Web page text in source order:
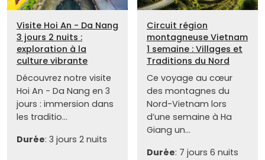
Visite Hoi An - Da Nang
3 jours 2 nuits :
exploration à la
culture vibrante
Découvrez notre visite
Hoi An - Da Nang en 3
jours : immersion dans
les traditio...
Durée: 3 jours 2 nuits
Circuit région
montagneuse Vietnam
1 semaine : Villages et
Traditions du Nord
Ce voyage au cœur
des montagnes du
Nord-Vietnam lors
d’une semaine à Ha
Giang un...
Durée: 7 jours 6 nuits